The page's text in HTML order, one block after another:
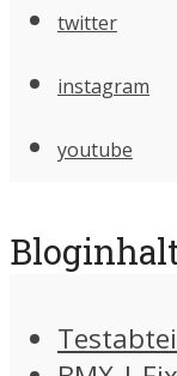
twitter
instagram
youtube